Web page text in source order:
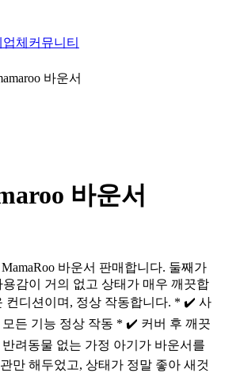
체 커뮤니티
바운서
바운서
바운서 판매합니다. 둘째가
감이 거의 없고 상태가 매우 깨끗합
컨디션이며, 정상 작동합니다. * ✔️ 사
든 기능 정상 작동 * ✔️ 커버 후 깨끗
려동물 없는 가정 아기가 바운서를
만 해두었고, 상태가 정말 좋아 새것